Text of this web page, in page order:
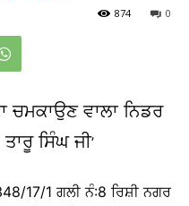
0
874
ਚਮਕਾਉਣ ਵਾਲਾ ਨਿਡਰ
ਸਿੰਘ ਜੀ’
17/1 ਗਲੀ ਨੰ:8 ਰਿਸ਼ੀ ਨਗਰ